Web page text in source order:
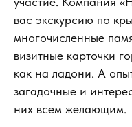
вас экскурсию по
многочисленные
визитные карточки
как на ладони. А
загадочные и
них всем желающим.